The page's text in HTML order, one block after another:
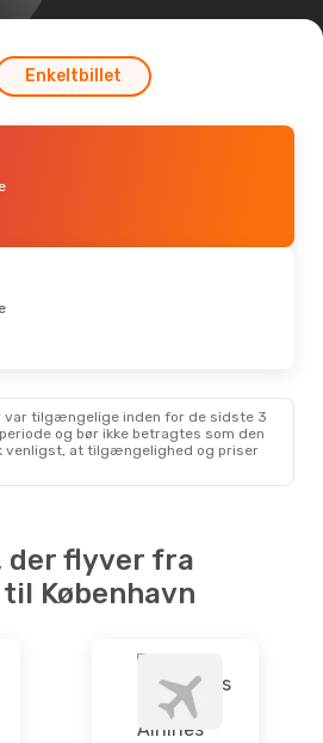
Enkeltbillet
Aug.
Okt.
Sep.
var tilgængelige inden for de sidste 3
og bør ikke betragtes som den
venligst, at tilgængelighed og priser
der flyver fra
København